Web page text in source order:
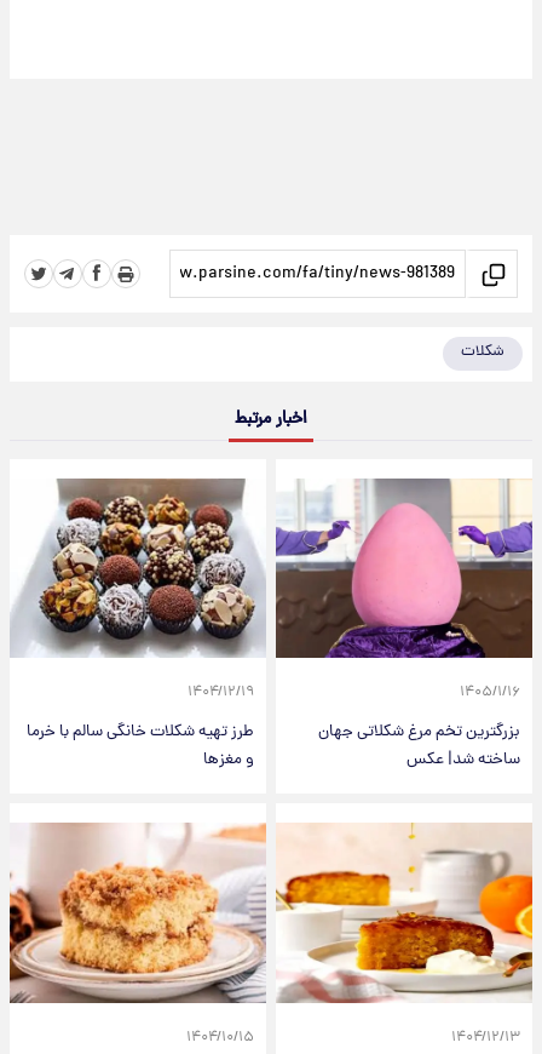
شکلات
اخبار مرتبط
۱۴۰۵/۱/۱۶
بزرگترین تخم مرغ شکلاتی جهان
ساخته شد| عکس
۱۴۰۴/۱۲/۱۹
طرز تهیه شکلات خانگی سالم با خرما
و مغز‌ها
۱۴۰۴/۱۲/۱۳ ۱۴۰۴/۱۰/۱۵